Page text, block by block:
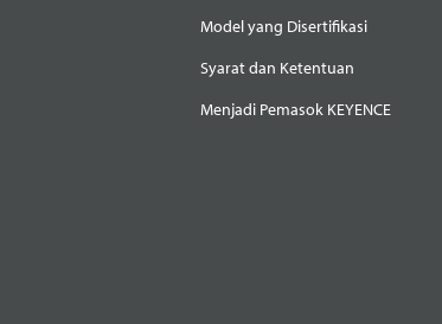
Model yang Disertifikasi
Syarat dan Ketentuan
Menjadi Pemasok KEYENCE